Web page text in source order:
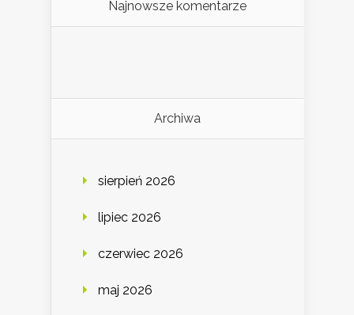
Najnowsze komentarze
Archiwa
sierpień 2026
lipiec 2026
czerwiec 2026
maj 2026